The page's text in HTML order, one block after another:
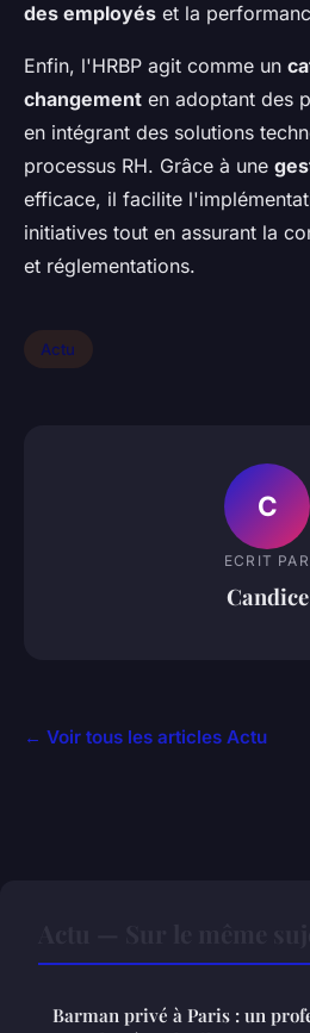
des employés et la
Enfin, l'HRBP agit comme un
changement en adoptant des
en intégrant des solutions
processus RH. Grâce à une
efficace, il facilite
initiatives tout en assurant la
et réglementations.
Actu
C
ECRIT PAR
Candice
← Voir tous les articles Actu
Barman privé à Paris : un